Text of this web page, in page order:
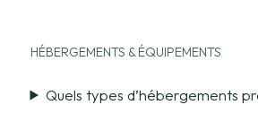
HÉBERGEMENTS & ÉQUIPEMENTS
Quels types d’hébergements